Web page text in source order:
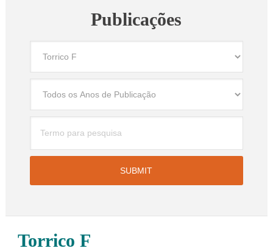
Publicações
Torrico F